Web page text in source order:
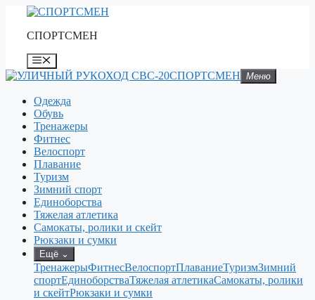
Перейти
содержимому
СПОРТСМЕН
Меню
СПОРТСМЕН Меню
Одежда
Обувь
Тренажеры
Фитнес
Велоспорт
Плавание
Туризм
Зимний спорт
Единоборства
Тяжелая атлетика
Самокаты, ролики и скейт
Рюкзаки и сумки
Ещё ⌄
ТренажерыФитнесВелоспортПлаваниеТуризмЗимний
спортЕдиноборстваТяжелая атлетикаСамокаты, ролики
и скейтРюкзаки и сумки